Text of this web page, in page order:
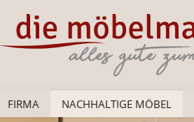
FIRMA NACHHALTIGE MÖBEL